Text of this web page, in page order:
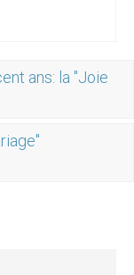
ans: la "Joie